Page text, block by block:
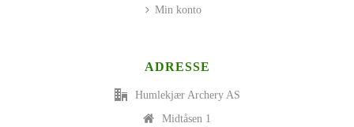
Min konto
ADRESSE
Humlekjær Archery AS
Midtåsen 1